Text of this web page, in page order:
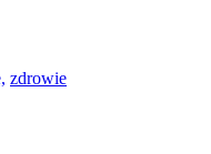
zdrowie